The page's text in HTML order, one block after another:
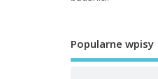
Popularne wpisy